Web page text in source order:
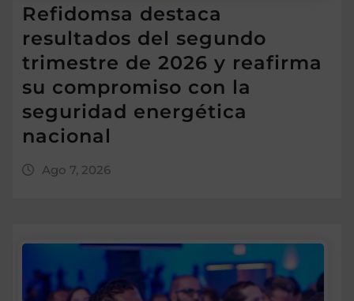
Refidomsa destaca
resultados del segundo
trimestre de 2026 y reafirma
su compromiso con la
seguridad energética
nacional
Ago 7, 2026